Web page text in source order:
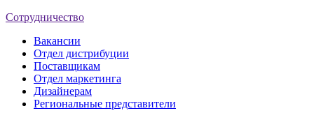
Сотрудничество
Вакансии
Отдел дистрибуции
Поставщикам
Отдел маркетинга
Дизайнерам
Региональные представители